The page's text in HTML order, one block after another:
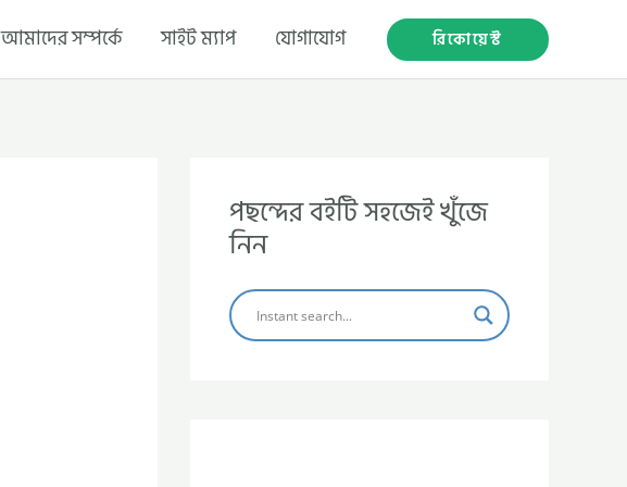
আমাদের সম্পর্কে সাইট ম্যাপ যোগাযোগ রিকোয়েস্ট
পছন্দের বইটি সহজেই খুঁজে
নিন